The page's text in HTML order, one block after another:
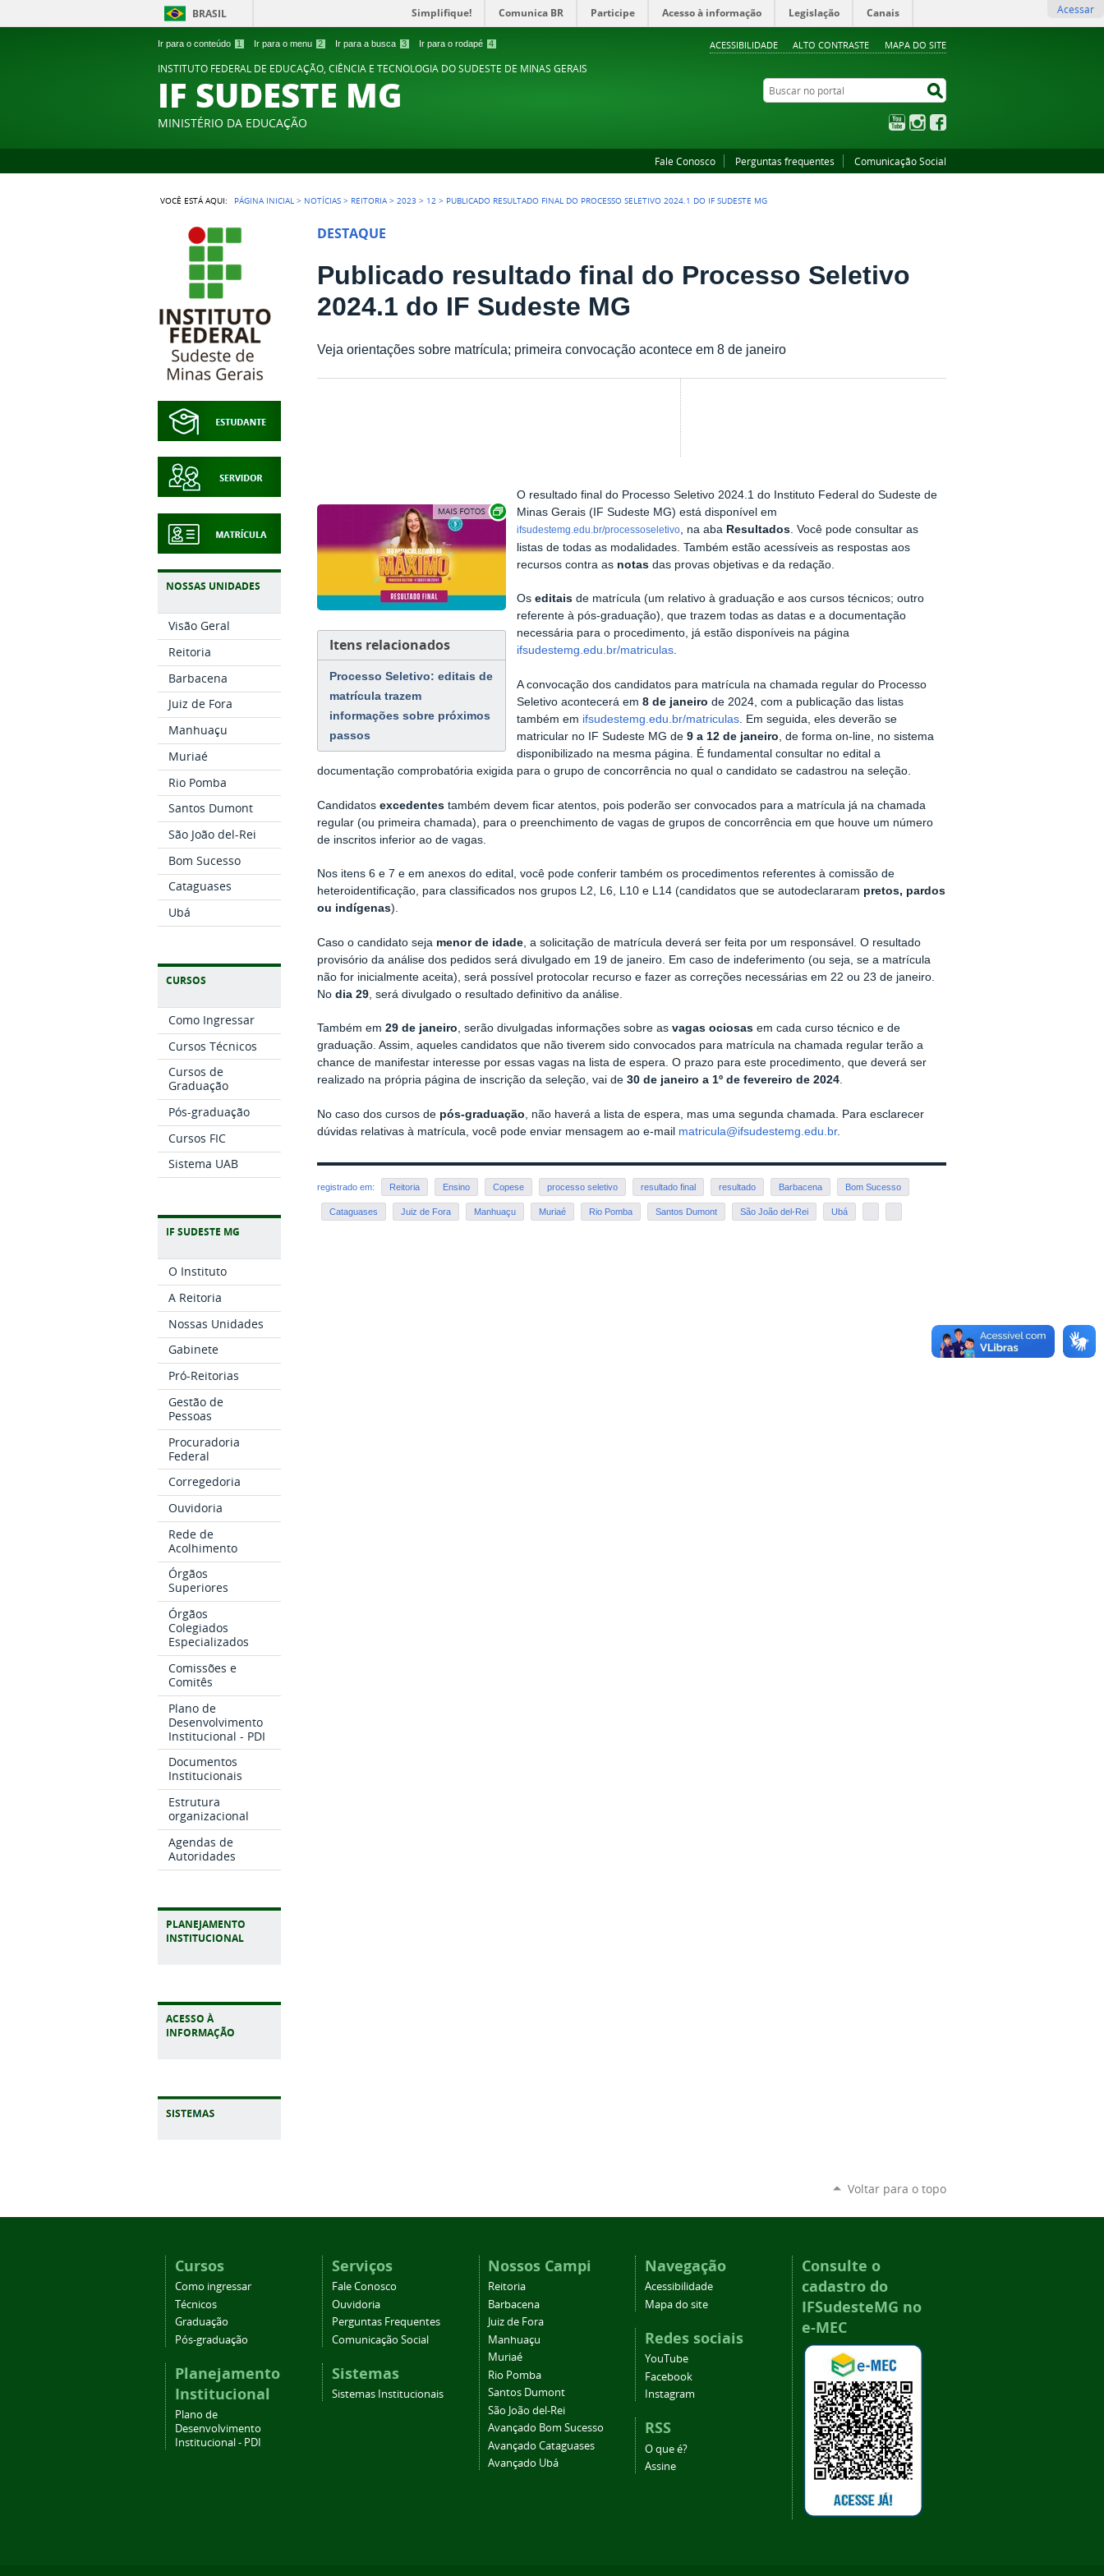
Ir para o conteúdo 1 Ir para o menu 2 Ir para a busca 3 Ir para o rodapé 4 ACESSIBILIDADE ALTO CONTRASTE MAPA DO SITE
BRASIL Simplifique! Comunica BR Participe Acesso à informação Legislação Canais Acessar
INSTITUTO FEDERAL DE EDUCAÇÃO, CIÊNCIA E TECNOLOGIA DO SUDESTE DE MINAS GERAIS
IF SUDESTE MG
MINISTÉRIO DA EDUCAÇÃO
Buscar no portal
YouTubeInstagram
Fale Conosco Perguntas frequentes Comunicação Social
VOCÊ ESTÁ AQUI: PÁGINA INICIAL > NOTÍCIAS > REITORIA >2023 > 12 > PUBLICADO RESULTADO FINAL DO PROCESSO SELETIVO 2024.1 DO IF SUDESTE MG
NOSSAS UNIDADES
Visão Geral
Reitoria
Barbacena
Juiz de Fora
Manhuaçu
Muriaé
Rio Pomba
Santos Dumont
São João del-Rei
Bom Sucesso
Cataguases
Ubá
CURSOS
Como Ingressar
Cursos Técnicos
Cursos de
Graduação
Pós-graduação
Cursos FIC
Sistema UAB
IF SUDESTE MG
O Instituto
A Reitoria
Nossas Unidades
Gabinete
Pró-Reitorias
Gestão de
Pessoas
Procuradoria
Federal
Corregedoria
Ouvidoria
Rede de
Acolhimento
Órgãos
Superiores
Órgãos
Colegiados
Especializados
Comissões e
Comitês
Plano de
Desenvolvimento
Institucional - PDI
Documentos
Institucionais
Estrutura
organizacional
Agendas de
Autoridades
PLANEJAMENTO
INSTITUCIONAL
ACESSO À
INFORMAÇÃO
DESTAQUE
Publicado resultado final do Processo Seletivo
2024.1 do IF Sudeste MG
Veja orientações sobre matrícula; primeira convocação acontece em 8 de janeiro
Exibir carrossel de imagens
Itens relacionados
Processo Seletivo: editais de
matrícula trazem
informações sobre próximos
passos
O resultado final do Processo Seletivo 2024.1 do Instituto Federal do Sudeste de
Minas Gerais (IF Sudeste MG) está disponível em
ifsudestemg.edu.br/processoseletivo, na aba Resultados. Você pode consultar as
listas de todas as modalidades. Também estão acessíveis as respostas aos
recursos contra as notasdas provas objetivas e da redação.
Os editaisde matrícula (um relativo à graduação e aos cursos técnicos; outro
referente à pós-graduação), que trazem todas as datas e a documentação
necessária para o procedimento, já estão disponíveis na página
ifsudestemg.edu.br/matriculas.
A convocação dos candidatos para matrícula na chamada regular do Processo
Seletivo acontecerá em 8 de janeiro de 2024, com a publicação das listas
também em ifsudestemg.edu.br/matriculas. Em seguida, eles deverão se
matricular no IF Sudeste MG de 9 a 12 de janeiro, de forma on-line, no sistema
disponibilizado na mesma página. É fundamental consultar no edital a
documentação comprobatória exigida para o grupo de concorrência no qual o candidato se cadastrou na seleção.
Candidatosexcedentes também devem ficar atentos, pois poderão ser convocados para a matrícula já na chamada
regular (ou primeira chamada), para o preenchimento de vagas de grupos de concorrência em que houve um número
de inscritos inferior ao de vagas.
Nos itens 6 e 7 e em anexos do edital, você pode conferir também os procedimentos referentes à comissão de
heteroidentificação, para classificados nos grupos L2, L6, L10 e L14 (candidatos que se autodeclararam pretos, pardos
ou indígenas).
Caso o candidato seja menor de idade , a solicitação de matrícula deverá ser feita por um responsável. O resultado
provisório da análise dos pedidos será divulgado em 19 de janeiro. Em caso de indeferimento (ou seja, se a matrícula
não for inicialmente aceita), será possível protocolar recurso e fazer as correções necessárias em 22 ou 23 de janeiro.
Nodia 29 , será divulgado o resultado definitivo da análise.
Também em29 de janeiro, serão divulgadas informações sobre asvagas ociosas em cada curso técnico e de
graduação. Assim, aqueles candidatos que não tiverem sido convocados para matrícula na chamada regular terão a
chance de manifestar interesse por essas vagas na lista de espera. O prazo para este procedimento, que deverá ser
realizado na própria página de inscrição da seleção, vai de 30 de janeiro a 1º de fevereiro de 2024.
No caso dos cursos de pós-graduação , não haverá a lista de espera, mas uma segunda chamada. Para esclarecer
dúvidas relativas à matrícula, você pode enviar mensagem ao e-mail matricula@ifsudestemg.edu.br.
registrado em: Reitoria Ensino Copese processo seletivo resultado final resultado Barbacena Bom Sucesso
Cataguases Juiz de Fora Manhuaçu Muriaé Rio Pomba Santos Dumont São João del-Rei Ubá
Voltar para o topo
Cursos
Como ingressar
Técnicos
Graduação
Pós-graduação
Planejamento
Institucional
Plano de
Desenvolvimento
Institucional - PDI
Serviços
Fale Conosco
Ouvidoria
Perguntas Frequentes
Comunicação Social
Sistemas
Sistemas Institucionais
Nossos Campi
Reitoria
Barbacena
Juiz de Fora
Manhuaçu
Muriaé
Rio Pomba
Santos Dumont
São João del-Rei
Avançado Bom Sucesso
Avançado Cataguases
Avançado Ubá
Navegação
Acessibilidade
Mapa do site
Redes sociais
YouTube
Facebook
Instagram
RSS
O que é?
Assine
Consulte o
cadastro do
IFSudesteMG no
e-MEC